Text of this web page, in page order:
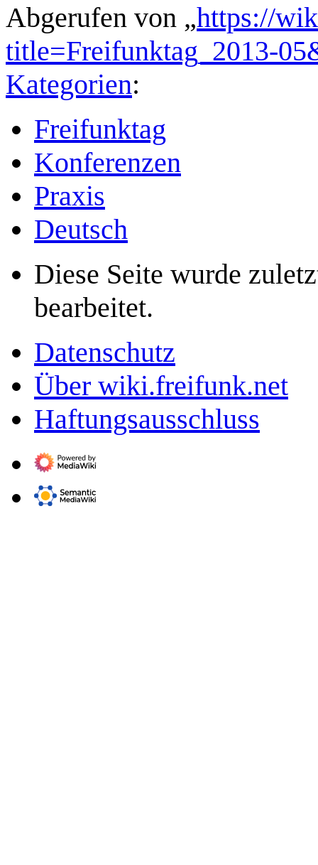
Abgerufen von „https://
title=Freifunktag_2013-
Kategorien:
Freifunktag
Konferenzen
Praxis
Deutsch
Diese Seite wurde
bearbeitet.
Datenschutz
Über wiki.freifunk.net
Haftungsausschluss